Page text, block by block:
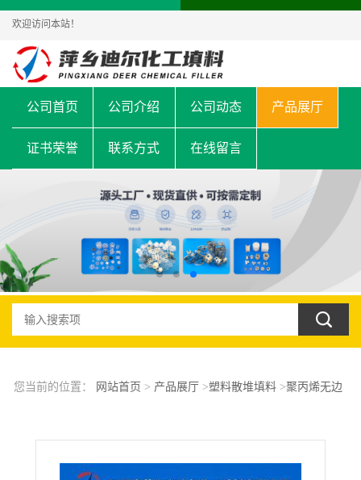
欢迎访问本站！
公司首页 公司介绍 公司动态 产品展厅
证书荣誉 联系方式 在线留言
您当前的位置： 网站首页 > 产品展厅>塑料散堆填料>聚丙烯无边